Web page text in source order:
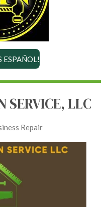
ESPAÑOL!
SERVICE, LLC
Repair